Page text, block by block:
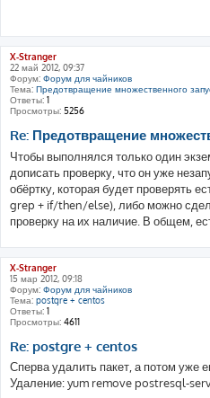
X-Stranger
22 май 2012, 09:37
Форум: Форум для чайников
Тема: Предотвращение множественного
Ответы: 1
Просмотры: 5256
Re: Предотвращение
Чтобы выполнялся только один
дописать проверку, что он уже
обёртку, которая будет проверять
grep + if/then/else), либо можно
проверку на их наличие. В общем,
X-Stranger
15 мар 2012, 09:18
Форум: Форум для чайников
Тема: postgre + centos
Ответы: 1
Просмотры: 4611
Re: postgre + centos
Сперва удалить пакет, а потом уже
Удаление: yum remove postresql-